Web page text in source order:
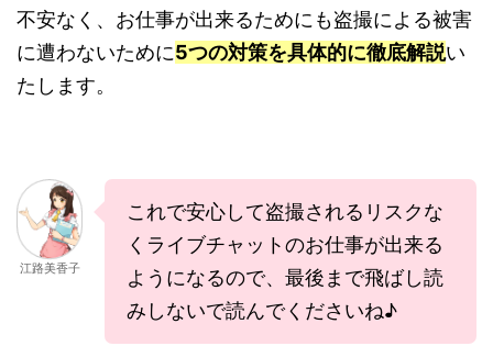
不安なく、お仕事が出来るためにも盗撮による被害
に遭わないために5つの対策を具体的に徹底解説い
たします。
江路美香子
これで安心して盗撮されるリスクな
くライブチャットのお仕事が出来る
ようになるので、最後まで飛ばし読
みしないで読んでくださいね♪